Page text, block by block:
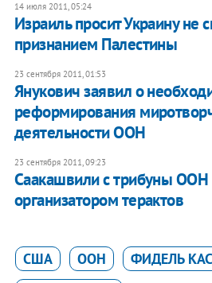
14 июля 2011, 05:24
Израиль просит Украину не
признанием Палестины
23 сентября 2011, 01:53
​Янукович заявил о
реформирования
деятельности ООН
23 сентября 2011, 09:23
Саакашвили с трибуны ООН
организатором терактов
США ООН
ФИДЕЛЬ